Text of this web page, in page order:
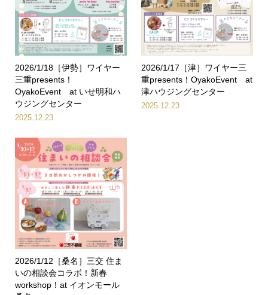
2026/1/18［伊勢］ワイヤー
三重presents！
OyakoEvent at いせ明和ハ
ウジングセンター
2025.12.23
2026/1/17［津］ワイヤー三
重presents！OyakoEvent at
津ハウジングセンター
2025.12.23
2026/1/12［桑名］三交 住ま
いの相談会コラボ！新春
workshop！at イオンモール